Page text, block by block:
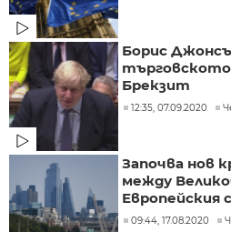
Борис
търговското
Брекзит
12:35, 07.09.2020
Започва нов
между
Европейския
09:44, 17.08.2020